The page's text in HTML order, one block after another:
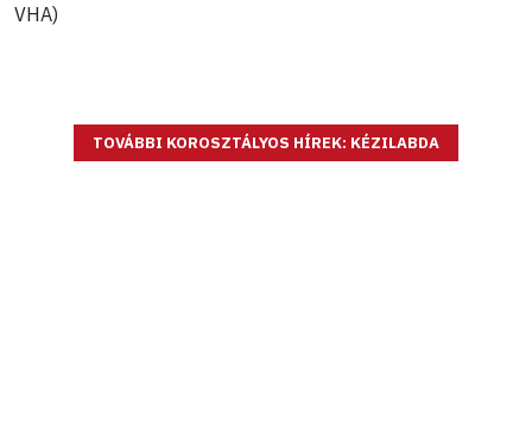
VHA)
TOVÁBBI KOROSZTÁLYOS HÍREK: KÉZILABDA